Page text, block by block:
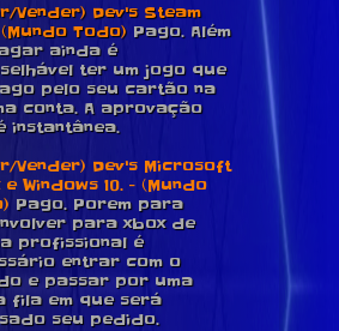
Vender) Dev's Steam
(Mundo Todo) Pago. Além
ainda é
ter um jogo que
pelo seu cartão na
conta. A aprovação
instantânea.
Vender) Dev's Microsoft
Windows 10. - (Mundo
Pago. Porem para
para xbox de
profissional é
entrar com o
e passar por uma
fila em que será
seu pedido.